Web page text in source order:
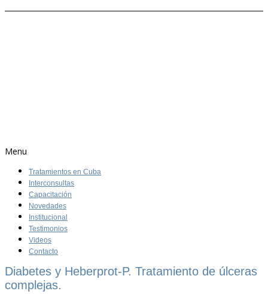
Menu
Tratamientos en Cuba
Interconsultas
Capacitación
Novedades
Institucional
Testimonios
Videos
Contacto
Diabetes y Heberprot-P. Tratamiento de úlceras
complejas.